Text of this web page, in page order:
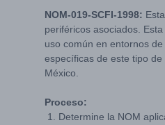
NOM-019-SCFI-1998:
periféricos asociados.
uso común en entornos
específicas de este tipo
México.
Proceso:
1. Determine la NOM